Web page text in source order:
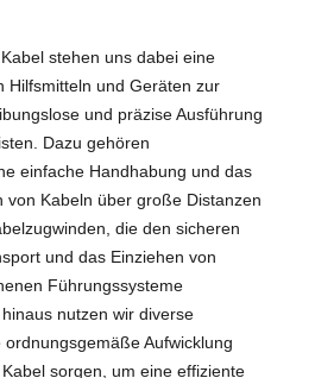
stehen uns dabei eine
Hilfsmitteln und Geräten zur
und präzise Ausführung
Dazu gehören
einfache Handhabung und das
von Kabeln über große Distanzen
die den sicheren
und das Einziehen von
Führungssysteme
nutzen wir diverse
Aufwicklung
sorgen, um eine effiziente